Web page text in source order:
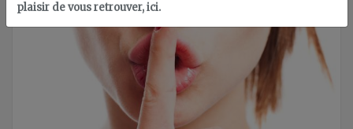
plaisir de vous retrouver, ici.